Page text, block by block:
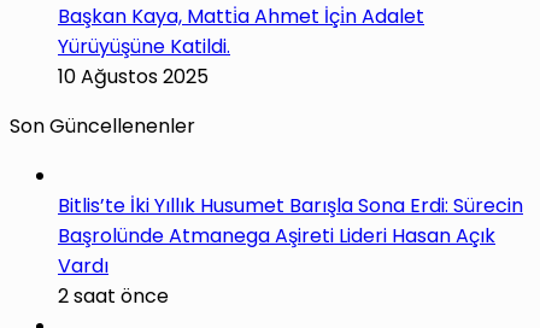
Başkan Kaya, Matti̇a Ahmet İçi̇n Adalet
Yürüyüşüne Katildi.
10 Ağustos 2025
Son Güncellenenler
Bitlis’te İki Yıllık Husumet Barışla Sona Erdi: Sürecin
Başrolünde Atmanega Aşireti Lideri Hasan Açık
Vardı
2 saat önce